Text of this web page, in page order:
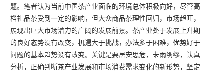
题。笔者认为当前中国茶产业面临的环境总体积极向好，尽管高
档礼品茶受到一定的影响，但大众商品茶理性回归，市场趋旺，
展现出巨大市场潜力的广阔的发展前景。茶产业处于发展上升期
的良好态势没有改变，机遇大于挑战，办法多于困难，优势好于
问题的基本趋势没有改变。关键是要居安思危，未雨绸缪，认真
分析，正确判断茶产业发展和市场消费需求变化的新形势，坚定